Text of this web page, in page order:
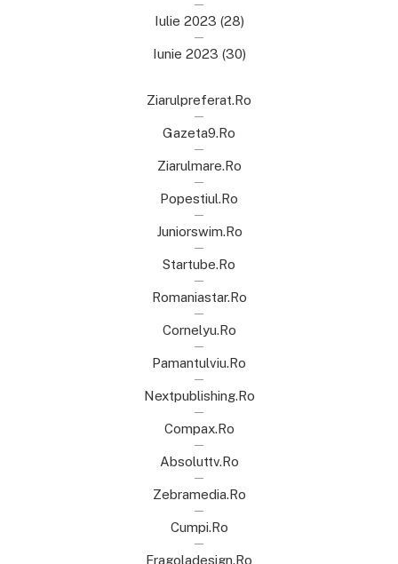
Iulie 2023 (28)
Iunie 2023 (30)
Ziarulpreferat.ro
Gazeta9.ro
Ziarulmare.ro
Popestiul.ro
Juniorswim.ro
Startube.ro
Romaniastar.ro
Cornelyu.ro
Pamantulviu.ro
Nextpublishing.ro
Compax.ro
Absoluttv.ro
Zebramedia.ro
Cumpi.ro
Fragoladesign.ro